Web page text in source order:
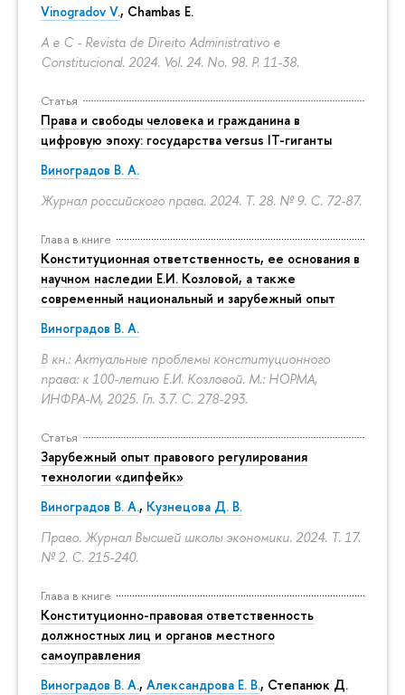
Vinogradov V., Chambas E.
A e C - Revista de Direito Administrativo e
Constitucional. 2024. Vol. 24. No. 98. P. 11-38.
Статья
Права и свободы человека и гражданина в
цифровую эпоху: государства versus IT-гиганты
Виноградов В. А.
Журнал российского права. 2024. Т. 28. № 9. С. 72-87.
Глава в книге
Конституционная ответственность, ее основания в
научном наследии Е.И. Козловой, а также
современный национальный и зарубежный опыт
Виноградов В. А.
В кн.: Актуальные проблемы конституционного
права: к 100-летию Е.И. Козловой. М.: НОРМА,
ИНФРА-М, 2025. Гл. 3.7. С. 278-293.
Статья
Зарубежный опыт правового регулирования
технологии «дипфейк»
Виноградов В. А., Кузнецова Д. В.
Право. Журнал Высшей школы экономики. 2024. Т. 17.
№ 2. С. 215-240.
Глава в книге
Конституционно-правовая ответственность
должностных лиц и органов местного
самоуправления
Виноградов В. А., Александрова Е. В., Степанюк Д.